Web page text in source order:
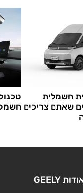
חשמלית
שאתם צריכים
אודות GEELY